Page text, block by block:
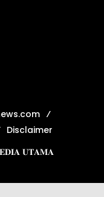
Disclaimer
𝐌𝐄𝐃𝐈𝐀 𝐔𝐓𝐀𝐌𝐀